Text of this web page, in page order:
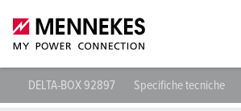
DELTA-BOX 92897 Specifiche tecniche